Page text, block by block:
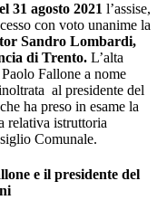
31 agosto 2021 l’assise,
con voto unanime la
Sandro Lombardi,
di Trento. L’alta
Fallone a nome
al presidente del
ha preso in esame la
relativa istruttoria
Comunale.
e il presidente del